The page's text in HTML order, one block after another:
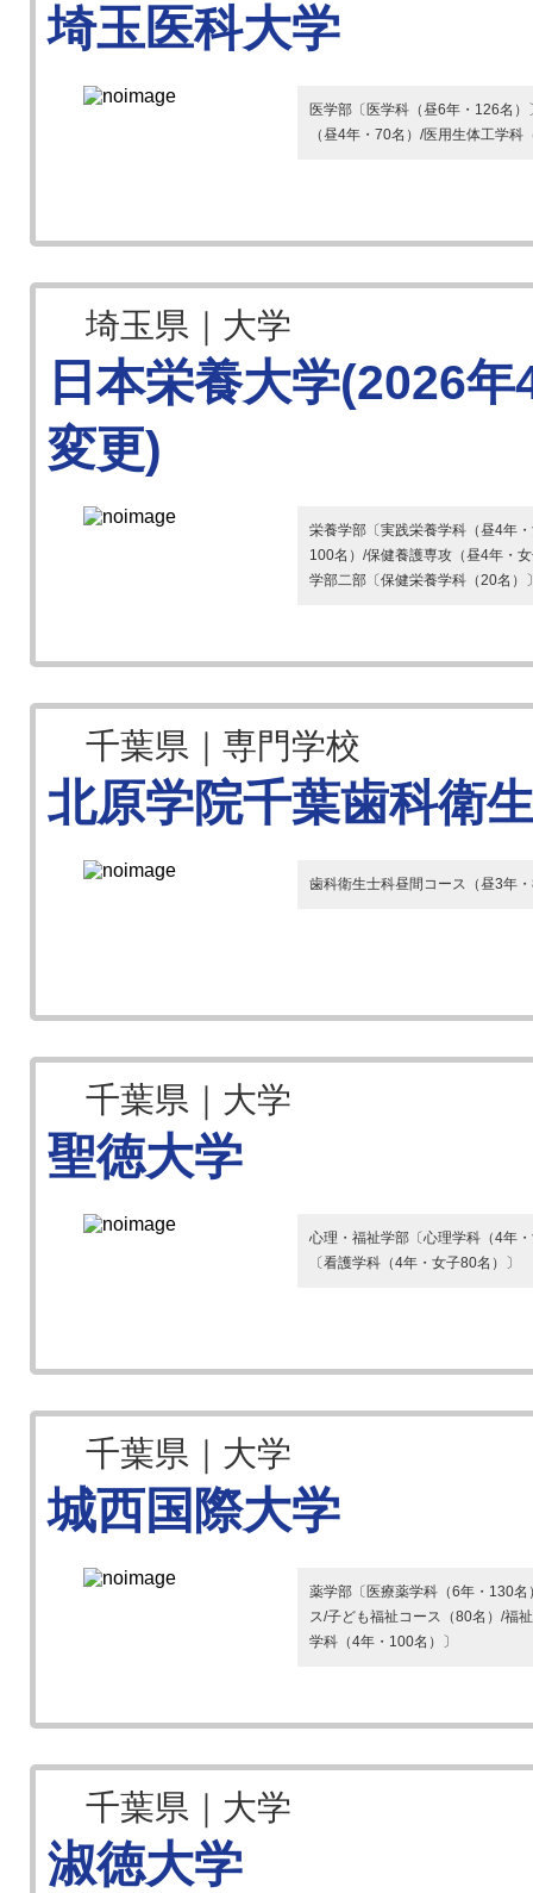
埼玉医科大学
医学部〔医学科（昼6年・126名
（昼4年・70名）/医用生体工学
埼玉県｜大学
日本栄養大学(2026
変更)
栄養学部〔実践栄養学科（昼4年
100名）/保健養護専攻（昼4年・
学部二部〔保健栄養学科（20名）
千葉県｜専門学校
北原学院千葉歯科衛
歯科衛生士科昼間コース（昼3年
千葉県｜大学
聖徳大学
心理・福祉学部〔心理学科（4年
〔看護学科（4年・女子80名）〕
千葉県｜大学
城西国際大学
薬学部〔医療薬学科（6年・130
ス/子ども福祉コース（80名）/福
学科（4年・100名）〕
千葉県｜大学
淑徳大学